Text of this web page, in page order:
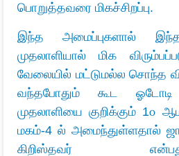
பொறுத்தவரை மிகச்சிறப்பு.
இந்த அமைப்புகளால்
முதலாளியால் மிக
வேலையில் மட்டுமல்ல சொந்த
வந்தபோதும் கூட ஓடோடி
முதலாளியை குறிக்கும் 1௦
மகம்-4 ல் அமைந்துள்ளதால்
கிறிஸ்தவர்